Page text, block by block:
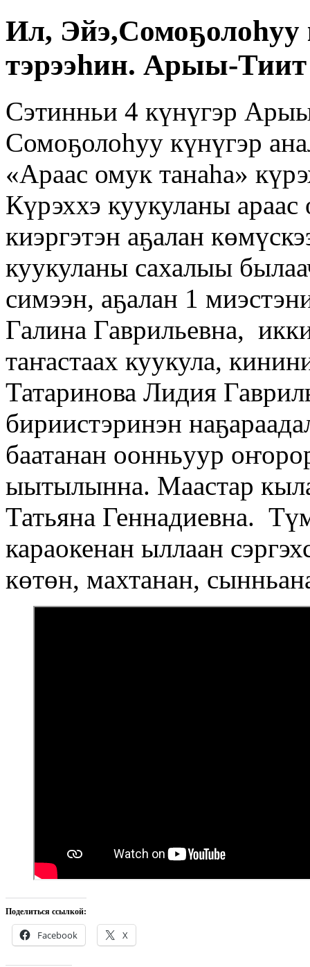
Ил, Эйэ,Сомоҕолоһуу
тэрээһин. Арыы-Тиит
Сэтинньи 4 күнүгэр
Сомоҕолоһуу күнүгэр
«Араас омук танаһа»
Күрэххэ куукуланы
киэргэтэн аҕалан
куукуланы сахалыы
симээн, аҕалан 1
Галина Гаврильевна,
таҥастаах куукула,
Татаринова Лидия
бириистэринэн
баатанан оонньуур
ыытылынна. Маастар
Татьяна Геннадиевна.
караокенан ыллаан
көтөн, махтанан,
Поделиться ссылкой:
Facebook X